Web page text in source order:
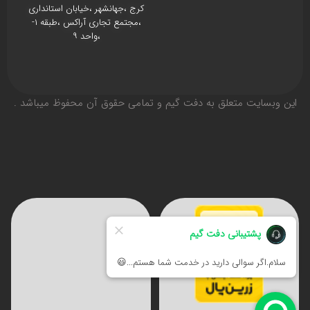
کرج ،جهانشهر ،خیابان استانداری
،مجتمع تجاری آراکس ،طبقه ۱-
،واحد ۹
اين وبسايت متعلق به دفت گیم و تمامی حقوق آن محفوظ ميباشد .